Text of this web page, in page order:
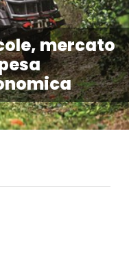
mercato